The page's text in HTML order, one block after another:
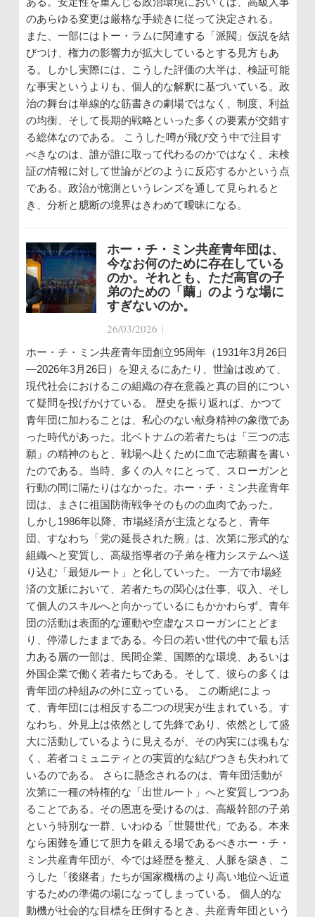
のあらゆる変更は厳格な手続きに従って決定される。
また、一部にはトー・ラムに関連する「派閥」仮説を結
びつけ、権力の影響力が拡大しているとする見方もあ
る。しかし実際には、こうした評価の大半は、検証可能
な事実というよりも、個人的な解釈に基づいている。政
治の舞台は単線的な筋書きの劇場ではなく、制度、利益
の均衡、そして長期的戦略といった多くの要素が交錯す
る総体なのである。 こうした噂が飛び交う中で注目す
べきなのは、誰が誰に取って代わるのかではなく、未検
証の情報に対して世論がどのように反応するかという点
である。政治が憶測というレンズを通して見られると
き、分析と臆断の境界はきわめて曖昧になる。
ホー・チ・ミン共産青年団は、
今なお何のために存在している
のか。それとも、ただ高官の子
弟のための「繭」のような場に
すぎないのか。
26/03/2026 |
ホー・チ・ミン共産青年団創立95周年（1931年3月26日
―2026年3月26日）を迎えるにあたり、世論は改めて、
現代社会におけるこの組織の存在意義と真の目的につい
て疑問を投げかけている。 歴史を振り返れば、かつて
青年団に加わることは、私心のない献身精神の象徴であ
った時代があった。北ベトナムの若者たちは「三つの志
願」の精神のもと、戦場へ赴くために血で志願書を書い
たのである。当時、多くの人々にとって、スローガンと
行動の間に隔たりはなかった。ホー・チ・ミン共産青年
団は、まさに祖国防衛戦争そのものの血肉であった。
しかし1986年以降、市場経済が主流となると、青年
団、すなわち「党の延長された腕」は、次第に形式的な
組織へと変質し、高級指導者の子弟を権力システムへ送
り込む「最短ルート」と化していった。 一方で市場経
済の文脈において、若者たちの関心は仕事、収入、そし
て個人のスキルへと向かっているにもかかわらず、青年
団の活動は表面的な運動や空虚なスローガンにとどま
り、停滞したままである。今日の若い世代の中で最も活
力ある層の一部は、民間企業、国際的な環境、あるいは
外国企業で働く若者たちである。そして、彼らの多くは
青年団の枠組みの外に立っている。 この断絶によっ
て、青年団には相反する二つの現実が生まれている。す
なわち、外見上は依然として先鋒であり、依然として盛
大に活動しているように見えるが、その内実には魂もな
く、若者コミュニティとの実質的な結びつきも失われて
いるのである。 さらに懸念されるのは、青年団活動が
次第に一種の特権的な「出世ルート」へと変質しつつあ
ることである。その恩恵を受けるのは、高級幹部の子弟
という特別な一群、いわゆる「世襲世代」である。本来
なら困難を通じて胆力を鍛える場であるべきホー・チ・
ミン共産青年団が、今では経歴を整え、人脈を築き、こ
うした「後継者」たちが国家機構のより高い地位へ近道
するための準備の場になってしまっている。 個人的な
動機が社会的な目標を圧倒するとき、共産青年団という